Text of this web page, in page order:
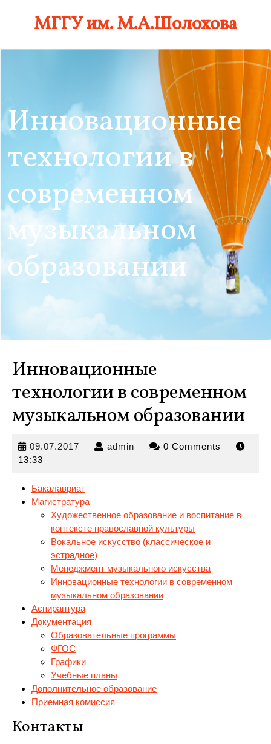
МГГУ им. М.А.Шолохова
Инновационные
технологии в
современном
музыкальном
образовании
Инновационные
технологии в современном
музыкальном образовании
09.07.2017 09.07.2017
admin admin 0 Comments
13:33
Бакалавриат
Магистратура
Художественное образование и воспитание в
контексте православной культуры
Вокальное искусство (классическое и
эстрадное)
Менеджмент музыкального искусства
Инновационные технологии в современном
музыкальном образовании
Аспирантура
Документация
Образовательные программы
ФГОС
Графики
Учебные планы
Дополнительное образование
Приемная комиссия
Контакты